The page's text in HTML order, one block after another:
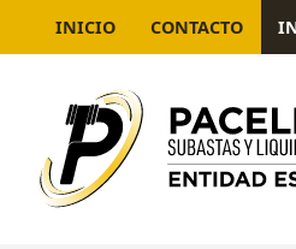
INICIO CONTACTO